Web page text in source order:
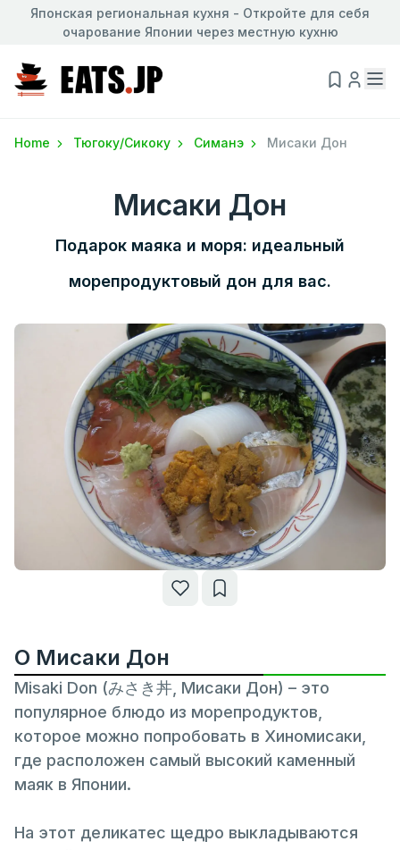
Японская региональная кухня - Откройте для себя
очарование Японии через местную кухню
Home Тюгоку/Сикоку Симанэ Мисаки Дон
Мисаки Дон
Подарок маяка и моря: идеальный
морепродуктовый дон для вас.
О Мисаки Дон
Misaki Don (みさき丼, Мисаки Дон) – это
популярное блюдо из морепродуктов,
которое можно попробовать в Хиномисаки,
где расположен самый высокий каменный
маяк в Японии.
На этот деликатес щедро выкладываются